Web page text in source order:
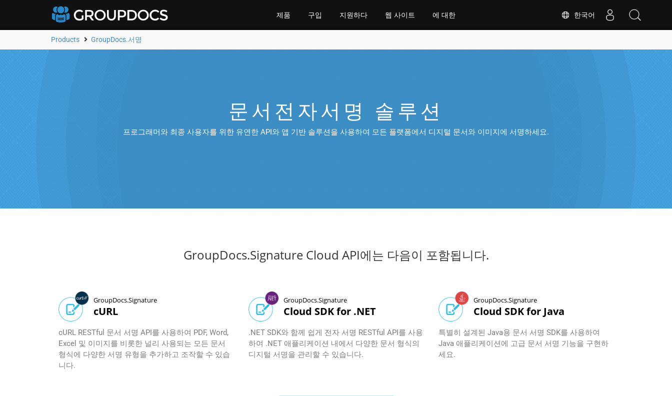
한국어
제품 구입 지원하다 웹 사이트 에 대한
Products GroupDocs.서명
문서전자서명 솔루션
프로그래머와 최종 사용자를 위한 유연한 API와 앱 기반 솔루션을 사용하여 모든 플랫폼에서 디지털 문서와 이미지에 서명하세요.
GroupDocs.Signature Cloud API에는 다음이 포함됩니다.
GroupDocs.Signature
cURL
cURL RESTful 문서 서명 API를 사용하여 PDF, Word,
Excel 및 이미지를 비롯한 널리 사용되는 모든 문서
형식에 다양한 서명 유형을 추가하고 조작할 수 있습
니다.
GroupDocs.Signature
Cloud SDK for .NET
.NET SDK와 함께 쉽게 전자 서명 RESTful API를 사용
하여 .NET 애플리케이션 내에서 다양한 문서 형식의
디지털 서명을 관리할 수 있습니다.
GroupDocs.Signature
Cloud SDK for Java
특별히 설계된 Java용 문서 서명 SDK를 사용하여
Java 애플리케이션에 고급 문서 서명 기능을 구현하
세요.